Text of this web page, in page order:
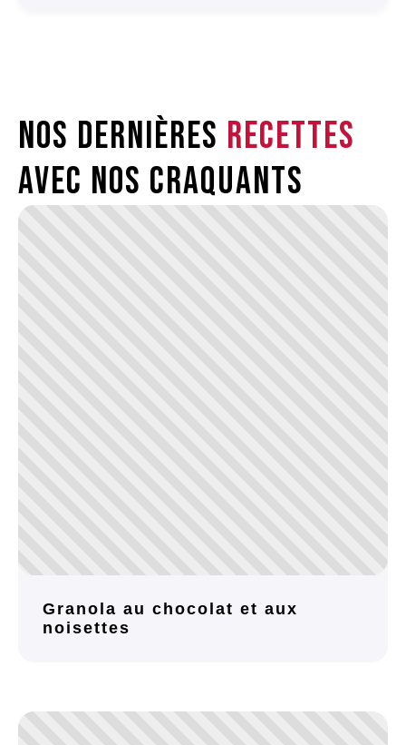
Nos dernières recettes
avec nos craquants
Granola au chocolat et aux
noisettes